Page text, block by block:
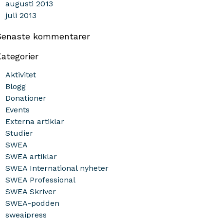
augusti 2013
juli 2013
kommentarer
Aktivitet
Blogg
Donationer
Events
Externa artiklar
Studier
SWEA
SWEA artiklar
SWEA International nyheter
SWEA Professional
SWEA Skriver
SWEA-podden
sweaipress